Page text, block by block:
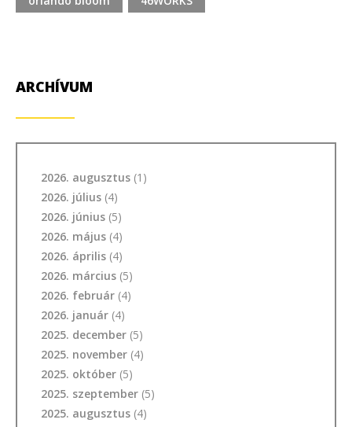
ARCHÍVUM
2026. augusztus (1)
2026. július (4)
2026. június (5)
2026. május (4)
2026. április (4)
2026. március (5)
2026. február (4)
2026. január (4)
2025. december (5)
2025. november (4)
2025. október (5)
2025. szeptember (5)
2025. augusztus (4)